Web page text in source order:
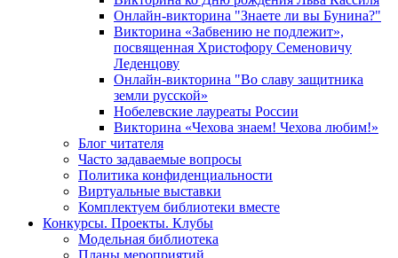
Онлайн-викторина "Знаете ли вы Бунина?"
Викторина «Забвению не подлежит»,
посвященная Христофору Семеновичу
Леденцову
Онлайн-викторина "Во славу защитника
земли русской»
Нобелевские лауреаты России
Викторина «Чехова знаем! Чехова любим!»
Блог читателя
Часто задаваемые вопросы
Политика конфиденциальности
Виртуальные выставки
Комплектуем библиотеки вместе
Конкурсы. Проекты. Клубы
Модельная библиотека
Планы мероприятий